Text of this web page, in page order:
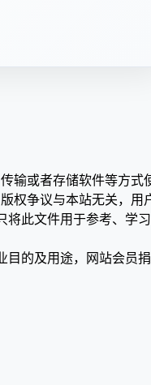
或者存储软件等方式
权争议与本站无关，
此文件用于参考、学
的及用途，网站会员